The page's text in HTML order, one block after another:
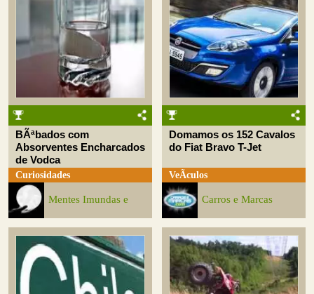
BÃªbados com
Absorventes Encharcados
de Vodca
Curiosidades
Mentes Imundas e
Domamos os 152 Cavalos
do Fiat Bravo T-Jet
VeÃ­culos
Carros e Marcas